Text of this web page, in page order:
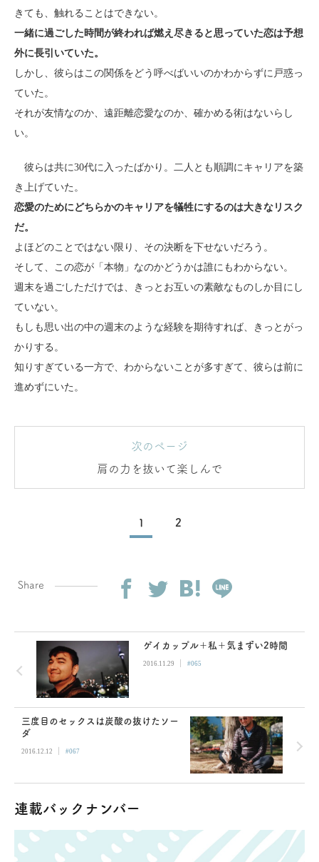
きても、触れることはできない。
一緒に過ごした時間が終われば燃え尽きると思っていた恋は予想
外に長引いていた。
しかし、彼らはこの関係をどう呼べばいいのかわからずに戸惑っ
ていた。
それが友情なのか、遠距離恋愛なのか、確かめる術はないらし
い。
彼らは共に30代に入ったばかり。二人とも順調にキャリアを築
き上げていた。
恋愛のためにどちらかのキャリアを犠牲にするのは大きなリスク
だ。
よほどのことではない限り、その決断を下せないだろう。
そして、この恋が「本物」なのかどうかは誰にもわからない。
週末を過ごしただけでは、きっとお互いの素敵なものしか目にし
ていない。
もしも思い出の中の週末のような経験を期待すれば、きっとがっ
かりする。
知りすぎている一方で、わからないことが多すぎて、彼らは前に
進めずにいた。
次のページ
肩の力を抜いて楽しんで
1 2
Share
ゲイカップル＋私＋気まずい2時間
2016.11.29 | #065
三度目のセックスは炭酸の抜けたソー
ダ
2016.12.12 | #067
連載バックナンバー